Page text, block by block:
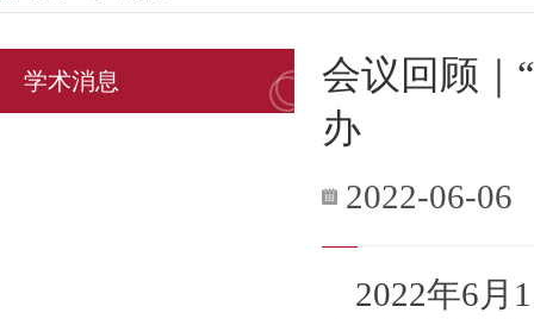
学术消息
会议回顾｜
办
2022-06-06
2022年6月